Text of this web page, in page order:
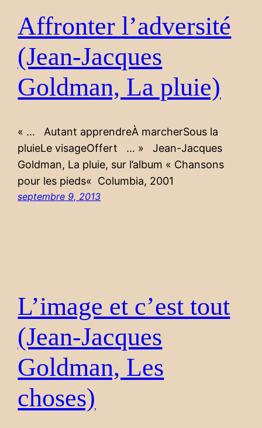
Affronter l’adversité
(Jean-Jacques
Goldman, La pluie)
« … Autant apprendreÀ marcherSous la
pluieLe visageOffert … » Jean-Jacques
Goldman, La pluie, sur l’album « Chansons
pour les pieds« Columbia, 2001
septembre 9, 2013
L’image et c’est tout
(Jean-Jacques
Goldman, Les
choses)